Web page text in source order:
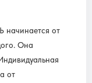
начинается от
Она
от